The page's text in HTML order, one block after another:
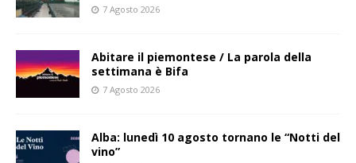
7 Agosto 2026
Abitare il piemontese / La parola della
settimana è Bifa
7 Agosto 2026
Alba: lunedì 10 agosto tornano le “Notti del
vino”